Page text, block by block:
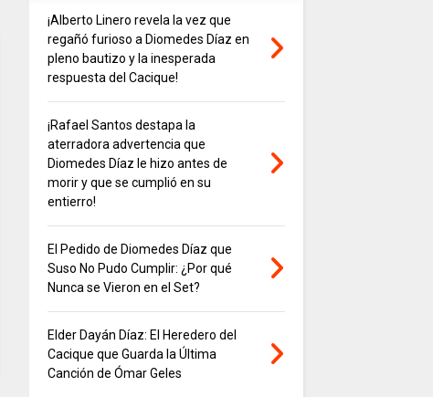
¡Alberto Linero revela la vez que
regañó furioso a Diomedes Díaz en
pleno bautizo y la inesperada
respuesta del Cacique!
¡Rafael Santos destapa la
aterradora advertencia que
Diomedes Díaz le hizo antes de
morir y que se cumplió en su
entierro!
El Pedido de Diomedes Díaz que
Suso No Pudo Cumplir: ¿Por qué
Nunca se Vieron en el Set?
Elder Dayán Díaz: El Heredero del
Cacique que Guarda la Última
Canción de Ómar Geles